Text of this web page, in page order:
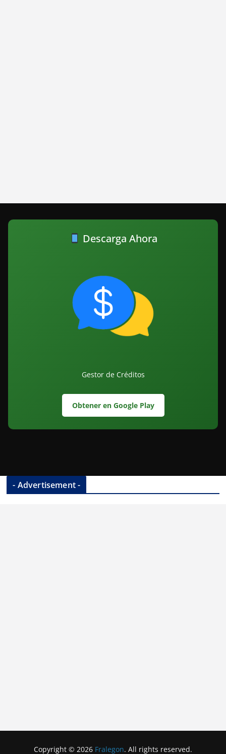
Descarga Ahora
Gestor de Créditos
Obtener en Google Play
- Advertisement -
Copyright © 2026 Fralegon. All rights reserved.